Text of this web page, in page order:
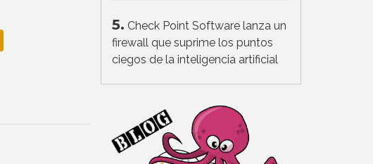
5. Check Point Software lanza un
firewall que suprime los puntos
ciegos de la inteligencia artificial